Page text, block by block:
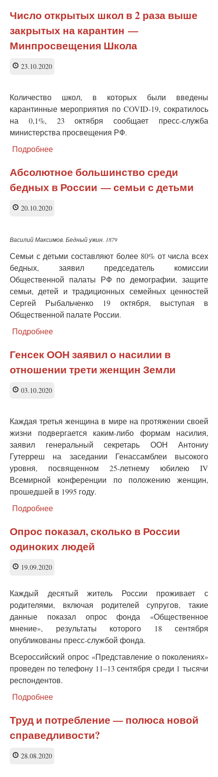
рассказал,
как
формируются
о
Число открытых школ в 2 раза выше
закрытых на карантин —
Минпросвещения Школа
23.10.2020
Количество школ, в которых были введены
карантинные мероприятия по COVID-19, сократилось
на 0,1%, 23 октября сообщает пресс-служба
министерства просвещения РФ.
Подробнее
открытых
школ
в
на
карантин —
Минпросвещения
Школа
Абсолютное большинство среди
бедных в России — семьи с детьми
20.10.2020
Василий Максимов. Бедный ужин. 1879
Семьи с детьми составляют более 80% от числа всех
бедных, заявил председатель комиссии
Общественной палаты РФ по демографии, защите
семьи, детей и традиционных семейных ценностей
Сергей Рыбальченко 19 октября, выступая в
Общественной палате России.
Подробнее
большинство
среди
бедных
детьми
Генсек ООН заявил о насилии в
отношении трети женщин Земли
03.10.2020
Каждая третья женщина в мире на протяжении своей
жизни подвергается каким-либо формам насилия,
заявил генеральный секретарь ООН Антониу
Гутерреш на заседании Генассамблеи высокого
уровня, посвященном 25-летнему юбилею IV
Всемирной конференции по положению женщин,
прошедшей в 1995 году.
Подробнее
ООН
заявил
о
женщин
Земли
Опрос показал, сколько в России
одиноких людей
19.09.2020
Каждый десятый житель России проживает с
родителями, включая родителей супругов, такие
данные показал опрос фонда «Общественное
мнение», результаты которого 18 сентября
опубликованы пресс-службой фонда.
Всероссийский опрос «Представление о поколениях»
проведен по телефону 11–13 сентября среди 1 тысячи
респондентов.
Подробнее
показал,
сколько
в
Труд и потребление — полюса новой
справедливости?
28.08.2020